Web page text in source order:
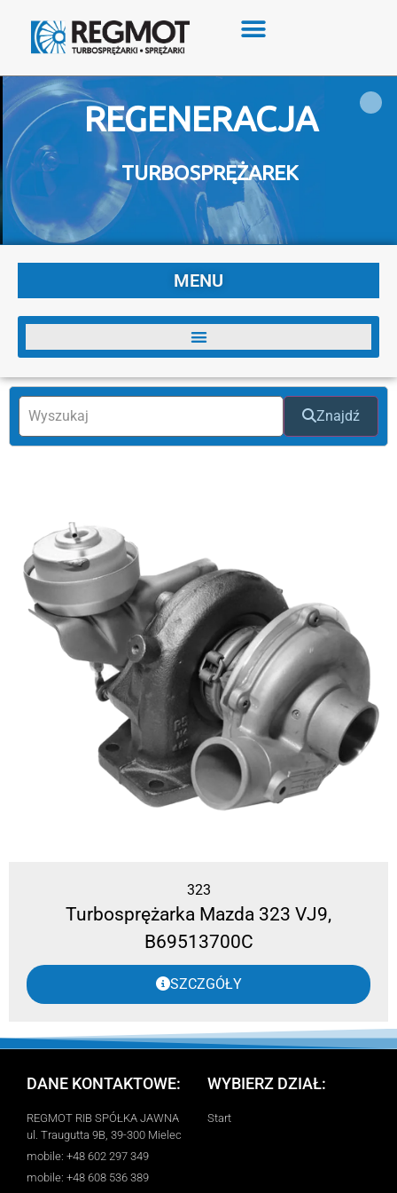
REGENERACJA
TURBOSPRĘŻAREK
MENU
Znajdź
323
Turbosprężarka Mazda 323 VJ9,
B69513700C
SZCZGÓŁY
DANE KONTAKTOWE:
REGMOT RIB SPÓŁKA JAWNA
ul. Traugutta 9B, 39-300 Mielec
mobile: +48 602 297 349
mobile: +48 608 536 389
WYBIERZ DZIAŁ:
Start